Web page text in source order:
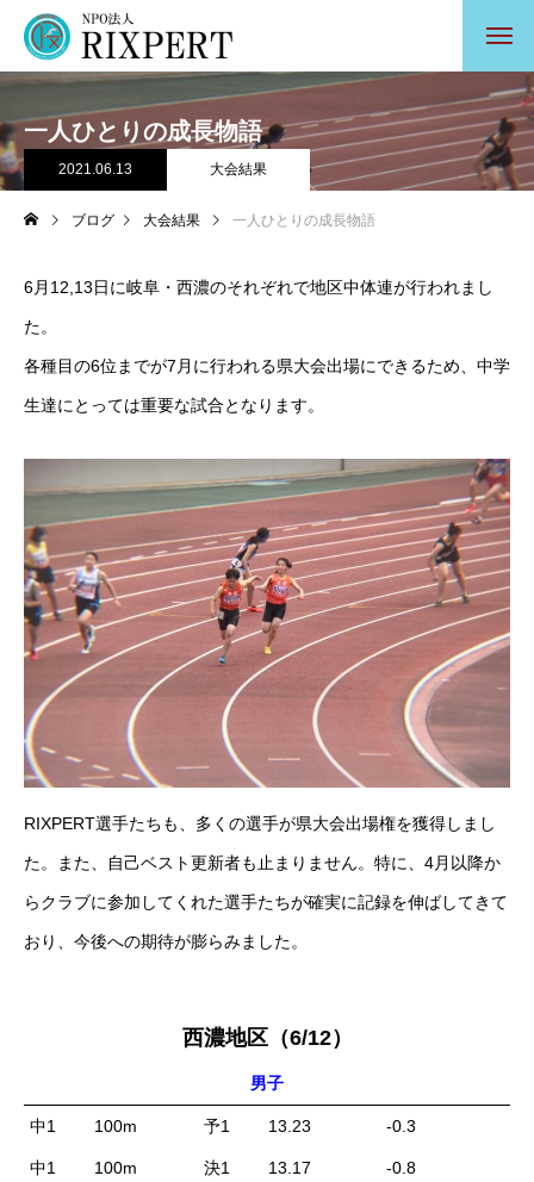
一人ひとりの成長物語
2021.06.13 大会結果
ブログ 大会結果 一人ひとりの成長物語
6月12,13日に岐阜・西濃のそれぞれで地区中体連が行われまし
た。
各種目の6位までが7月に行われる県大会出場にできるため、中学
生達にとっては重要な試合となります。
RIXPERT選手たちも、多くの選手が県大会出場権を獲得しまし
た。また、自己ベスト更新者も止まりません。特に、4月以降か
らクラブに参加してくれた選手たちが確実に記録を伸ばしてきて
おり、今後への期待が膨らみました。
西濃地区（6/12）
男子
中1 100m 予1 13.23 -0.3
中1 100m 決1 13.17 -0.8